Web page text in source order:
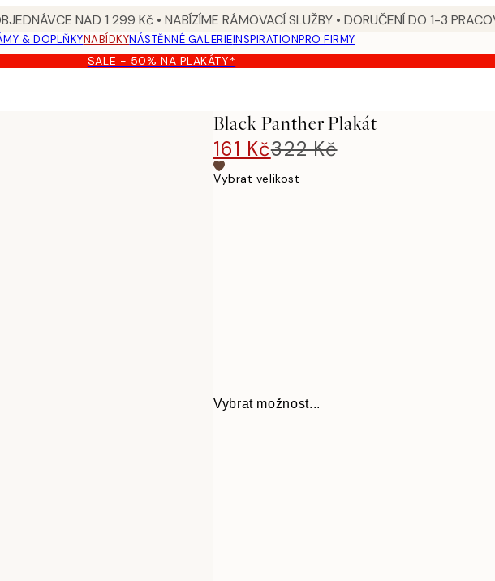
NAD 1 299 Kč • NABÍZÍME RÁMOVACÍ SLUŽBY • DORUČENÍ DO 1-3
& DOPLŇKYNABÍDKYNÁSTĚNNÉ GALERIEINSPIRATIONPRO FIRMY
SALE - 50% NA PLAKÁTY*
Black Panther Plakát
161 Kč322 Kč
Vybrat velikost
Vybrat možnost...